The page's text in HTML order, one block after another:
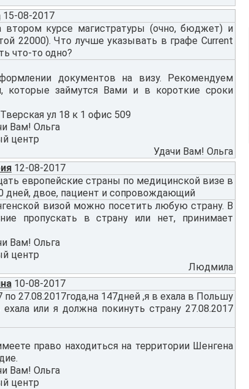
15-08-2017
втором курсе магистратуры (очно, бюджет) и
22000). Что лучше указывать в графе Current
что-то одно?
документов на визу. Рекомендуем
которые займутся Вами и в короткие сроки
ул 18 к 1 офис 509
Вам! Ольга
центр
Удачи Вам! Ольга
12-08-2017
европейские страны по медицинской визе в
дней, двое, пациент и сопровождающий
визой можно посетить любую страну. В
пропускать в страну или нет, принимает
Вам! Ольга
центр
Людмила
10-08-2017
27.08.2017года,на 147дней ,я в ехала в Польшу
или я должна покинуть страну 27.08.2017
право находиться на территории Шенгена
Вам! Ольга
центр